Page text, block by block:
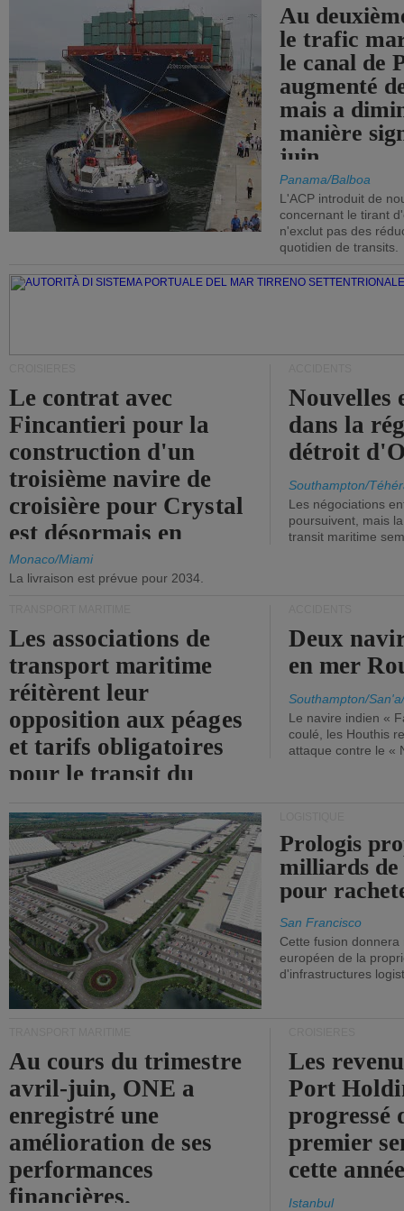
Au
le trafic
le canal de
augmenté
mais a
manière
juin.
Panama/Balboa
L'ACP introduit de
concernant le tirant
n'exclut pas des
quotidien de transits.
Le contrat avec
Fincantieri pour la
construction d'un
troisième navire de
croisière pour Crystal
est désormais en
vigueur.
Monaco/Miami
La livraison est prévue pour 2034.
Nouvelles
dans la
détroit
Southampton/
Les négociations
poursuivent, mais
transit maritime
Les associations de
transport maritime
réitèrent leur
opposition aux péages
et tarifs obligatoires
pour le transit du
Deux
en mer
Southampton/
Le navire indien «
coulé, les Houthis
attaque contre le «
Prologis
milliards
pour
San Francisco
Cette fusion
européen de la
d'infrastructures
Au cours du trimestre
avril-juin, ONE a
enregistré une
amélioration de ses
performances
financières.
Les
Port
progressé
premier
cette
Istanbul